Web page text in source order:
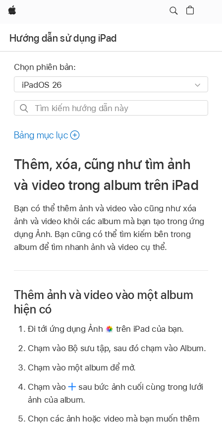
Apple
Hướng dẫn sử dụng iPad
Chọn phiên bản:
Tìm
hướng
này
Bảng mục lục
Thêm, xóa, cũng như tìm ảnh
và video trong album trên iPad
Bạn có thể thêm ảnh và video vào cũng như xóa
ảnh và video khỏi các album mà bạn tạo trong ứng
dụng Ảnh. Bạn cũng có thể tìm kiếm bên trong
album để tìm nhanh ảnh và video cụ thể.
Thêm ảnh và video vào một album
hiện có
Đi tới ứng dụng Ảnh
trên iPad của bạn.
Chạm vào Bộ sưu tập, sau đó chạm vào Album.
Chạm vào một album để mở.
Chạm vào
sau bức ảnh cuối cùng trong lưới
ảnh của album.
Chọn các ảnh hoặc video mà bạn muốn thêm